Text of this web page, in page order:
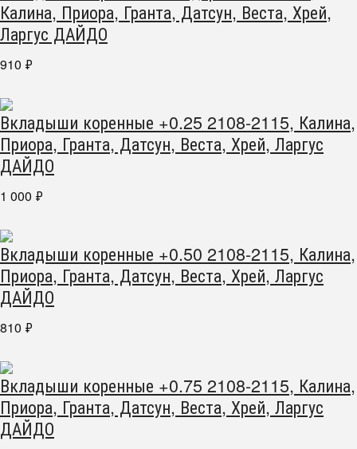
Калина, Приора, Гранта, Датсун, Веста, Хрей,
Ларгус ДАЙДО
910 ₽
Вкладыши коренные +0.25 2108-2115, Калина,
Приора, Гранта, Датсун, Веста, Хрей, Ларгус
ДАЙДО
1 000 ₽
Вкладыши коренные +0.50 2108-2115, Калина,
Приора, Гранта, Датсун, Веста, Хрей, Ларгус
ДАЙДО
810 ₽
Вкладыши коренные +0.75 2108-2115, Калина,
Приора, Гранта, Датсун, Веста, Хрей, Ларгус
ДАЙДО